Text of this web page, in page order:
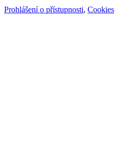
Prohlášení o přístupnosti, Cookies